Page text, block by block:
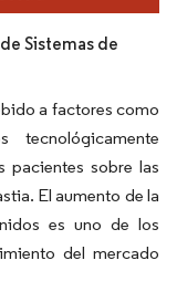
Sistemas de
a factores como
pacientes sobre las
El aumento de la
es uno de los
del mercado